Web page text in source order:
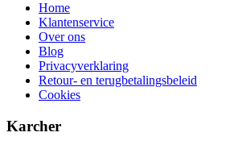
Home
Klantenservice
Over ons
Blog
Privacyverklaring
Retour- en terugbetalingsbeleid
Cookies
Karcher